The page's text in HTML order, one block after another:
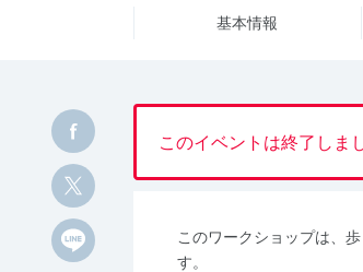
基本情報
このイベントは終了しま
このワークショップは、
す。